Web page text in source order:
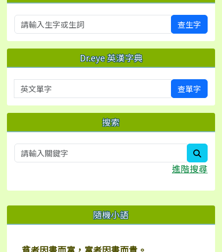
查生字
Dr.eye 英漢字典
英文單字 查單字
搜索
進階搜尋
右邊區域內容 隨機小語